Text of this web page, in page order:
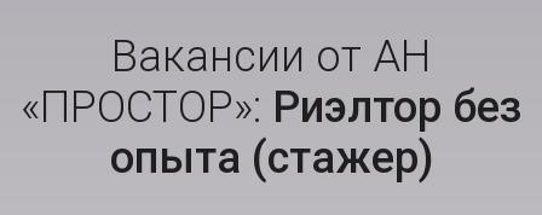
Вакансии от АН
«ПРОСТОР»: Риэлтор без
опыта (стажер)